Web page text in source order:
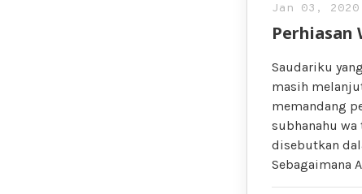
Jan 03, 2020
Perhiasan
Saudariku
masih
memandang
subhanahu wa
disebutkan
Sebagaimana